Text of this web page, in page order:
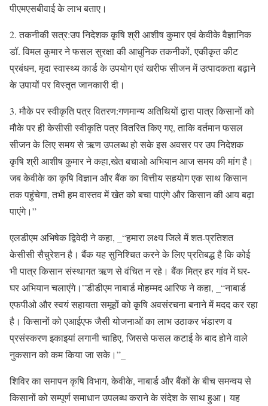
पीएमएसबीवाई के लाभ बताए।
2. तकनीकी सत्र:उप निदेशक कृषि श्री आशीष कुमार एवं केवीके वैज्ञानिक
डॉ. विमल कुमार ने फसल सुरक्षा की आधुनिक तकनीकों, एकीकृत कीट
प्रबंधन, मृदा स्वास्थ्य कार्ड के उपयोग एवं खरीफ सीजन में उत्पादकता बढ़ाने
के उपायों पर विस्तृत जानकारी दी।
3. मौके पर स्वीकृति पत्र वितरण:गणमान्य अतिथियों द्वारा पात्र किसानों को
मौके पर ही केसीसी स्वीकृति पत्र वितरित किए गए, ताकि वर्तमान फसल
सीजन के लिए समय से ऋण उपलब्ध हो सके इस अवसर पर उप निदेशक
कृषि श्री आशीष कुमार ने कहा,खेत बचाओ अभियान आज समय की मांग है।
जब केवीके का कृषि विज्ञान और बैंक का वित्तीय सहयोग एक साथ किसान
तक पहुंचेगा, तभी हम वास्तव में खेत को बचा पाएंगे और किसान की आय बढ़ा
पाएंगे।”
एलडीएम अभिषेक द्विवेदी ने कहा, _“हमारा लक्ष्य जिले में शत-प्रतिशत
केसीसी सैचुरेशन है। बैंक यह सुनिश्चित करने के लिए प्रतिबद्ध है कि कोई
भी पात्र किसान संस्थागत ऋण से वंचित न रहे। बैंक मित्र हर गांव में घर-
घर अभियान चलाएंगे।”डीडीएम नाबार्ड मोहम्मद आरिफ ने कहा, _“नाबार्ड
एफपीओ और स्वयं सहायता समूहों को कृषि अवसंरचना बनाने में मदद कर रहा
है। किसानों को एआईएफ जैसी योजनाओं का लाभ उठाकर भंडारण व
प्रसंस्करण इकाइयां लगानी चाहिए, जिससे फसल कटाई के बाद होने वाले
नुकसान को कम किया जा सके।”_
शिविर का समापन कृषि विभाग, केवीके, नाबार्ड और बैंकों के बीच समन्वय से
किसानों को सम्पूर्ण समाधान उपलब्ध कराने के संदेश के साथ हुआ। यह